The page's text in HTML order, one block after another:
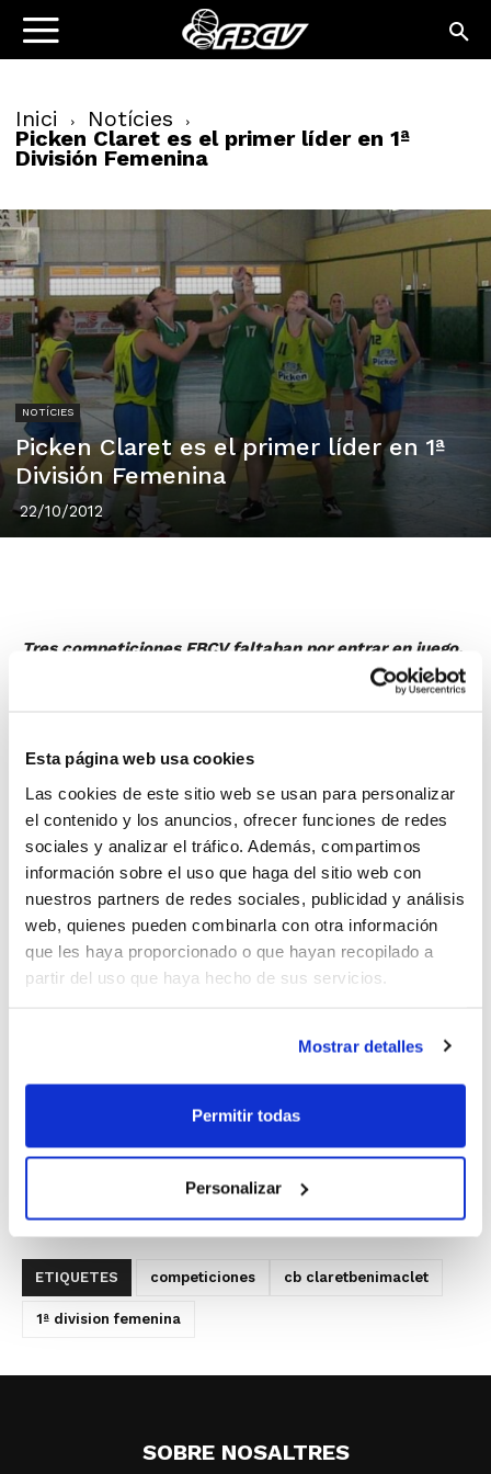
Esta página web usa cookies
Las cookies de este sitio web se usan para personalizar
el contenido y los anuncios, ofrecer funciones de redes
sociales y analizar el tráfico. Además, compartimos
información sobre el uso que haga del sitio web con
nuestros partners de redes sociales, publicidad y análisis
web, quienes pueden combinarla con otra información
que les haya proporcionado o que hayan recopilado a
partir del uso que haya hecho de sus servicios.
Mostrar detalles
Permitir todas
Personalizar
Inici Notícies
Picken Claret es el primer líder en 1ª
División Femenina
NOTÍCIES
Picken Claret es el primer líder en 1ª
División Femenina
22/10/2012
Tres competiciones FBCV faltaban por entrar en juego,
y lo han hecho este fin de semana: Campeonato de
Picken Claret U. Valenciase ha situado como líder al
frente de la 1ª División Femenina tras sueprar al U.B.F.
Torrent por 75-35, en un partido con buen ritmo de
juego que se rompió definitivamente tras el descanso
gracias a la intensa defensa de las jugadoras locales.
EnSenior Femenino Autonómico, Calvestra Paterna,
Maristas, C.S.A. Carcaixent y Gioseppo Kids CBI se han
convertido en los primeros líderes de la competición.
, la victoria más
para Sagrado Corazón B, Senior Massanassa, Salat
Rafal.
ETIQUETES competiciones cb claretbenimaclet
1ª division femenina
SOBRE NOSALTRES